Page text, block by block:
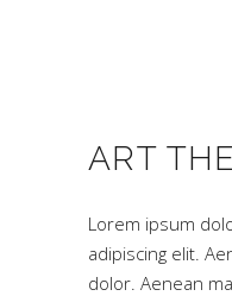
ART
Lorem ipsum
adipiscing elit.
dolor. Aenean